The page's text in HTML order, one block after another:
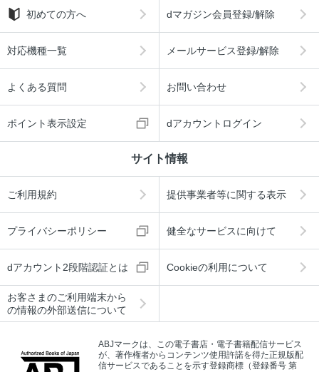
初めての方へ dマガジン会員登録/解除
対応機種一覧 メールサービス登録/解除
よくある質問 お問い合わせ
ポイント表示設定 dアカウントログイン
サイト情報
ご利用規約 提供事業者等に関する表示
プライバシーポリシー 健全なサービスに向けて
dアカウント2段階認証とは Cookieの利用について
お客さまのご利用端末から
の情報の外部送信について
ABJマークは、この電子書店・電子書籍配信サービス
が、著作権者からコンテンツ使用許諾を得た正規版配
信サービスであることを示す登録商標（登録番号 第